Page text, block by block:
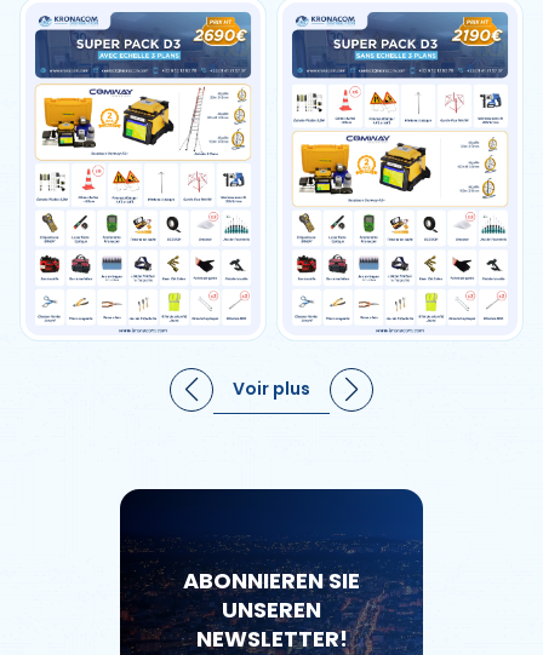
Voir plus
ABONNIEREN SIE
UNSEREN
NEWSLETTER!